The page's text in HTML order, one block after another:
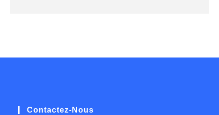
Contactez-Nous